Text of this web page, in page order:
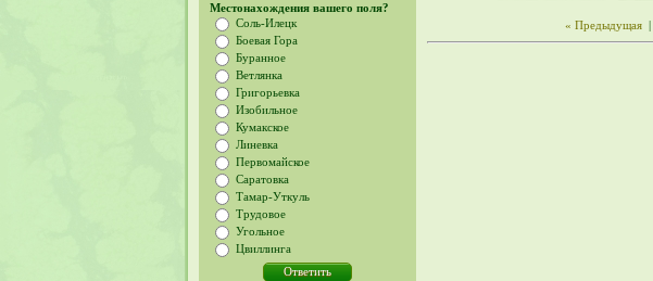
Местонахождения вашего поля?
Соль-Илецк
Боевая Гора
Буранное
Ветлянка
Григорьевка
Изобильное
Кумакское
Линевка
Первомайское
Саратовка
Тамар-Уткуль
Трудовое
Угольное
Цвиллинга
« Предыдущая|